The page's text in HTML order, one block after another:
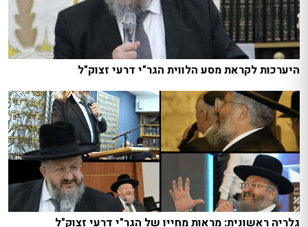
היערכות לקראת מסע הלווית הגר"י דרעי זצוק"ל
גלריה ראשונית: מראות מחייו של הגר"י דרעי זצוק"ל